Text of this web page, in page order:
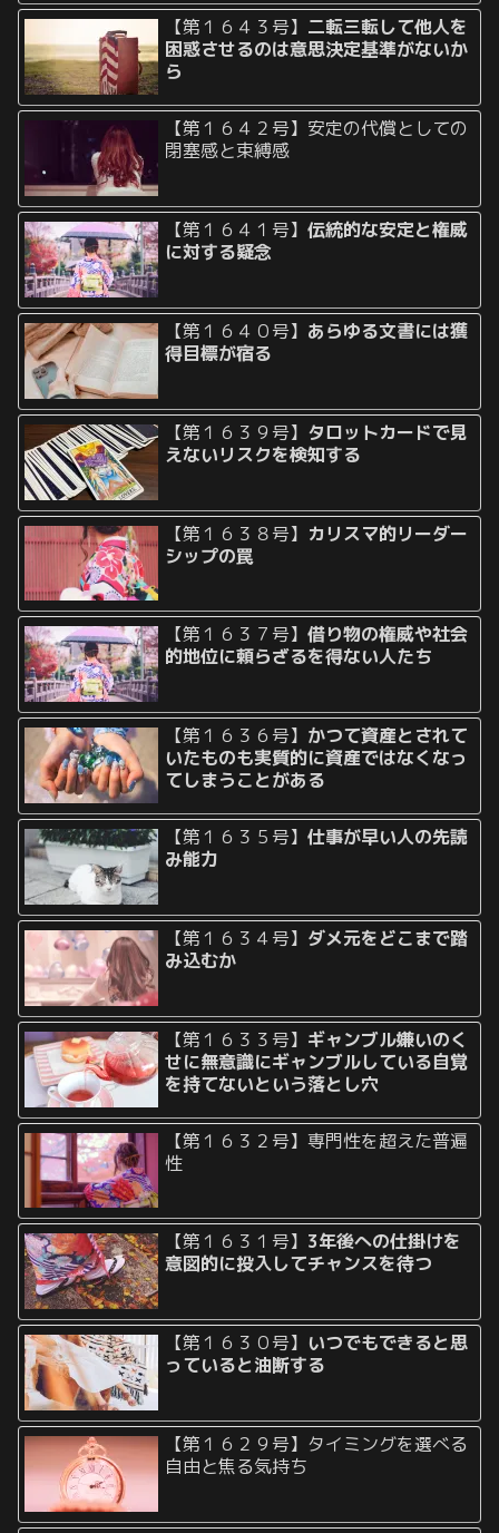
【第１６４３号】 二転三転して他人を
困惑させるのは意思決定基準がないか
ら
【第１６４２号】安定の代償としての
閉塞感と束縛感
【第１６４１号】伝統的な安定と権威
に対する疑念
【第１６４０号】 あらゆる文書には獲
得目標が宿る
【第１６３９号】 タロットカードで見
えないリスクを検知する
【第１６３８号】 カリスマ的リーダー
シップの罠
【第１６３７号】借り物の権威や社会
的地位に頼らざるを得ない人たち
【第１６３６号】 かつて資産とされて
いたものも実質的に資産ではなくなっ
てしまうことがある
【第１６３５号】仕事が早い人の先読
み能力
【第１６３４号】 ダメ元をどこまで踏
み込むか
【第１６３３号】 ギャンブル嫌いのく
せに無意識にギャンブルしている自覚
を持てないという落とし穴
【第１６３２号】専門性を超えた普遍
性
【第１６３１号】 3年後への仕掛けを
意図的に投入してチャンスを待つ
【第１６３０号】 いつでもできると思
っていると油断する
【第１６２９号】タイミングを選べる
自由と焦る気持ち